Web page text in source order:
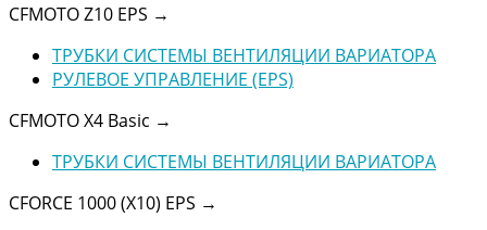
CFMOTO Z10 EPS →
ТРУБКИ СИСТЕМЫ ВЕНТИЛЯЦИИ ВАРИАТОРА
РУЛЕВОЕ УПРАВЛЕНИЕ (EPS)
CFMOTO X4 Basic →
ТРУБКИ СИСТЕМЫ ВЕНТИЛЯЦИИ ВАРИАТОРА
CFORCE 1000 (X10) EPS →